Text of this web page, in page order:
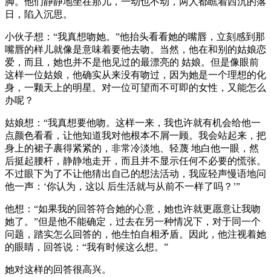
日，陷入沉思。
小伙子想：“我真想吻她。”他抬头看看她的嘴唇，立刻感到那
嘴唇的样儿就像是意味着要他去吻。当然，他在和别的姑娘恋
爱，而且，她也并不是他见过的最漂亮的 姑娘。但是像眼前
这样一位姑娘，他确实从来没有吻过，因为她是一个理想的化
身，一颗天上的明星。对一位可望而不可即的女性，又能怎么
办呢？
姑娘想：“我真想要他吻。这样一来，我也许就有机会给他一
点颜色看看，让他知道我对他根本不屑一顾。我会站起来，把
身上的裙子裹得紧紧的，非常冷淡地、轻蔑 地白他一眼，然
后挺起腰杆，静静地走开，而且并不显示任何不必要的慌张。
不过眼下为了不让他猜出自己的想法活动，我应轻声慢语地问
他一声：‘你认为，这以 后生活就与从前不一样了吗？’”
他想：“如果我的回答符合她的心意，她也许就更愿意让我吻
她了。”但是他不能确定，过去在另一种情况下，对于同一个
问题，踏实怎么回答的，他生怕自相矛盾。因此，他注视着她
的眼睛，回答说：“我有时候这么想。”
她对这样的回答很高兴。